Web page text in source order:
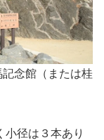
念館（または桂
小径は３本あり